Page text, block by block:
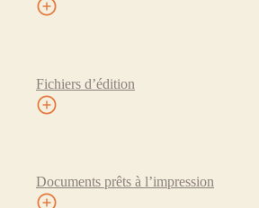
Fichiers d’édition
Documents prêts à l’impression